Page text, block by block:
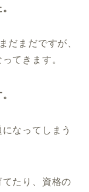
だまだですが、
てきます。
なってしまう
たり、資格の